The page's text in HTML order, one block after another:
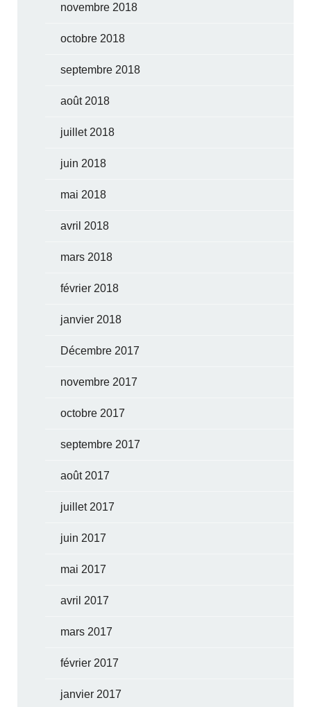
novembre 2018
octobre 2018
septembre 2018
août 2018
juillet 2018
juin 2018
mai 2018
avril 2018
mars 2018
février 2018
janvier 2018
Décembre 2017
novembre 2017
octobre 2017
septembre 2017
août 2017
juillet 2017
juin 2017
mai 2017
avril 2017
mars 2017
février 2017
janvier 2017